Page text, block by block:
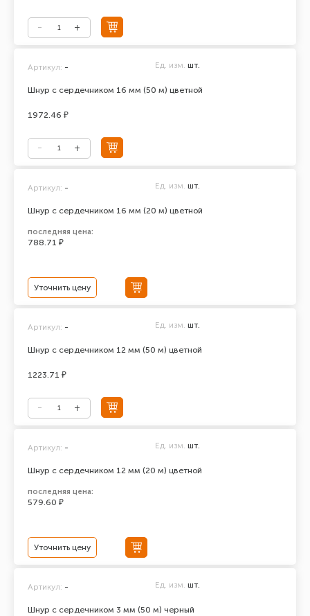
Шнур с сердечником 16 мм (50 м) цветной
Артикул: - Ед. изм. шт.
1972.46 ₽
Шнур с сердечником 16 мм (20 м) цветной
Артикул: - Ед. изм. шт.
последняя цена:
788.71 ₽
Уточнить цену
Шнур с сердечником 12 мм (50 м) цветной
Артикул: - Ед. изм. шт.
1223.71 ₽
Шнур с сердечником 12 мм (20 м) цветной
Артикул: - Ед. изм. шт.
последняя цена:
579.60 ₽
Уточнить цену
Шнур с сердечником 3 мм (50 м) черный
Артикул: - Ед. изм. шт.